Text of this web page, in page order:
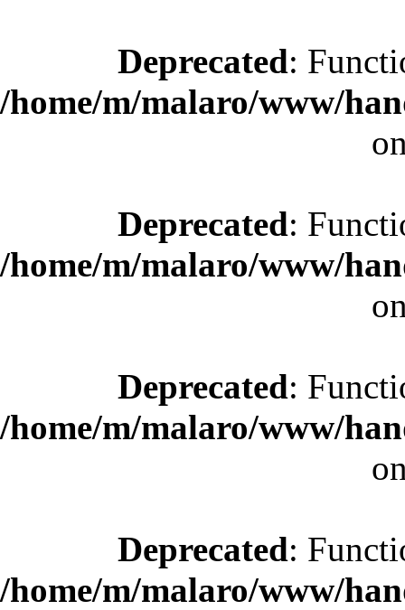
Deprecated:
/home/m/malaro/www/
Deprecated:
/home/m/malaro/www/
Deprecated:
/home/m/malaro/www/
Deprecated:
/home/m/malaro/www/